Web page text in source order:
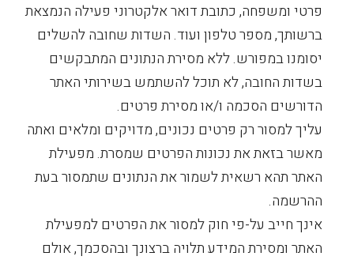
פרטי ומשפחה, כתובת דואר אלקטרוני פעילה הנמצאת
ברשותך, מספר טלפון ועוד. השדות שחובה להשלים
יסומנו במפורש. ללא מסירת הנתונים המתבקשים
בשדות החובה, לא תוכל להשתמש בשירותי האתר
הדורשים הסכמה ו/או מסירת פרטים.
עליך למסור רק פרטים נכונים, מדויקים ומלאים ואתה
מאשר בזאת את נכונות הפרטים שמסרת. מפעילת
האתר תהא רשאית לשמור את הנתונים שתמסור בעת
ההרשמה.
אינך חייב על-פי חוק למסור את הפרטים למפעילת
האתר ומסירת המידע תלויה ברצונך ובהסכמך, אולם